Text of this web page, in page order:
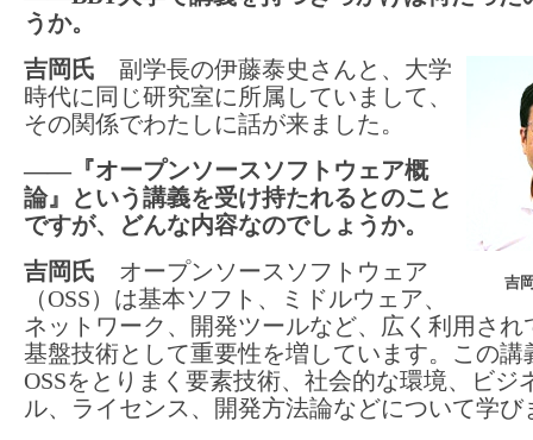
うか。
吉
吉岡氏 副学長の伊藤泰史さんと、大学
時代に同じ研究室に所属していまして、
その関係でわたしに話が来ました。
――『オープンソースソフトウェア概
論』という講義を受け持たれるとのこと
ですが、どんな内容なのでしょうか。
吉岡氏 オープンソースソフトウェア
（OSS）は基本ソフト、ミドルウェア、
ネットワーク、開発ツールなど、広く利用され
基盤技術として重要性を増しています。この講
OSSをとりまく要素技術、社会的な環境、ビジ
ル、ライセンス、開発方法論などについて学び